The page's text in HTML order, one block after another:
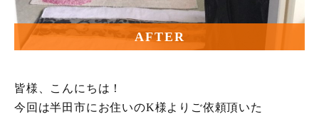
AFTER
皆様、こんにちは！
今回は半田市にお住いのK様よりご依頼頂いた